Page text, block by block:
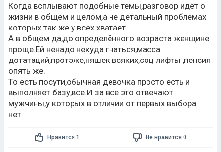
Когда всплывают подобные темы,разговор идёт о
жизни в общем и целом,а не детальный проблемах
которых так же у всех хватает.
А в общем да,до определённого возраста женщине
проще.Ей ненадо некуда гнаться,масса
дотатаций,протэже,няшек всяких,соц лифты ,пенсия
опять же.
То есть посути,обычная девочка просто есть и
выполняет базу,все.И за все это отвечают
мужчины,у которых в отличии от первых выбора
нет.
Нравится 1 Не нравится 0